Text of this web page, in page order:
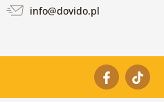
info@dovido.pl